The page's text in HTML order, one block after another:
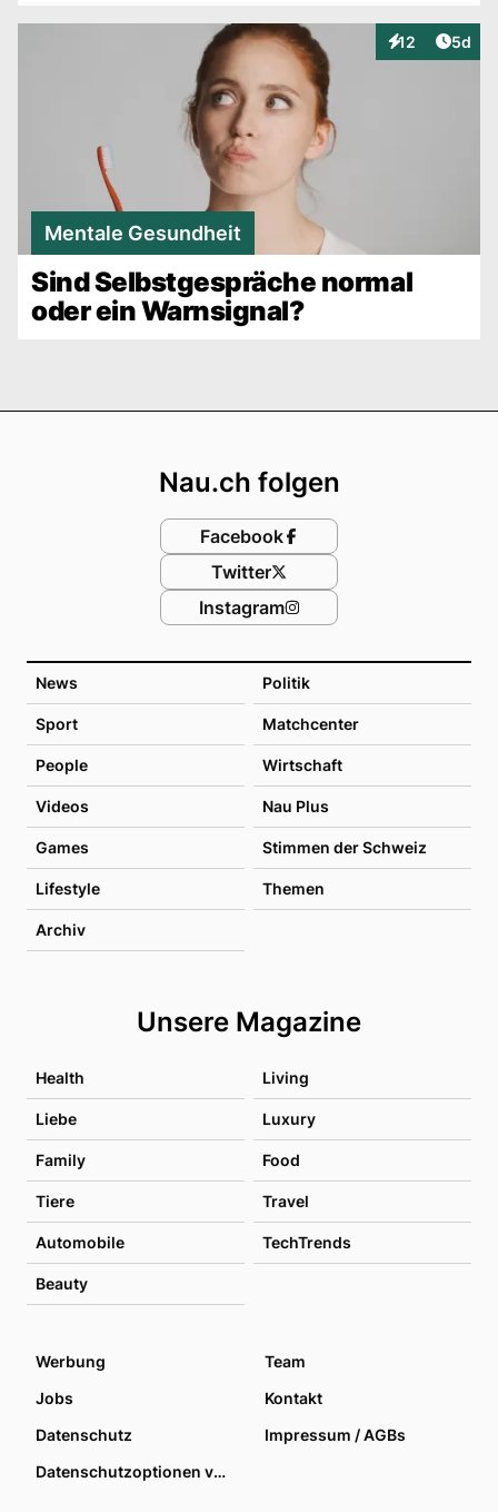
12
Interaktionen
5d
Mentale Gesundheit
Sind Selbstgespräche normal
oder ein Warnsignal?
News Politik
Sport Matchcenter
People Wirtschaft
Videos Nau Plus
Games Stimmen der Schweiz
Lifestyle Themen
Archiv
Unsere Magazine
Health Living
Liebe Luxury
Family Food
Tiere Travel
Automobile TechTrends
Beauty
Nau.ch folgen
Facebook
Twitter
Instagram
Werbung
Team
Jobs
Kontakt
Datenschutz
Impressum / AGBs
Datenschutzoptionen verwalten